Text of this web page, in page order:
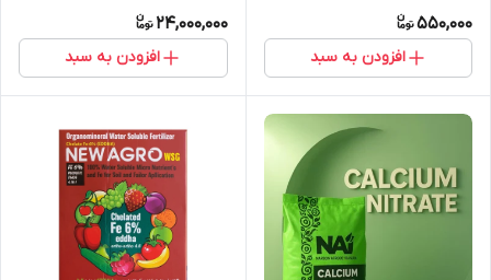
550,000
افزودن به سبد
24,000,000
افزودن به سبد